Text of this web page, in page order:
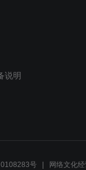
说明
号 网络文化